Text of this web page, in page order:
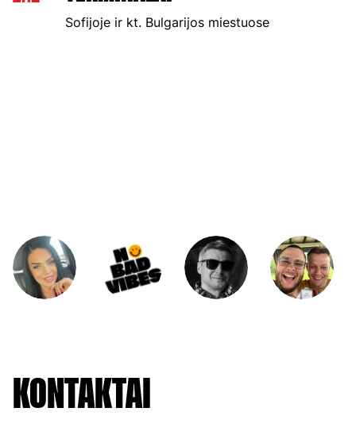
Sofijoje ir kt. Bulgarijos miestuose
KONTAKTAI